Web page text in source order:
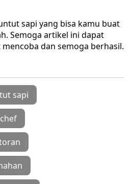
sapi yang bisa kamu buat
Semoga artikel ini dapat
dan semoga berhasil.
sapi